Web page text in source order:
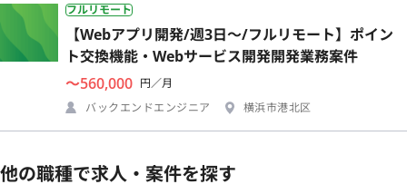
フルリモート
【Webアプリ開発/週3日〜/フルリモート】ポイン
ト交換機能・Webサービス開発開発業務案件
〜560,000 円／月
バックエンドエンジニア
横浜市港北区
他の職種で求人・案件を探す